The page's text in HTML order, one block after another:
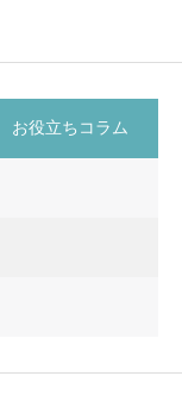
お役立ちコラム